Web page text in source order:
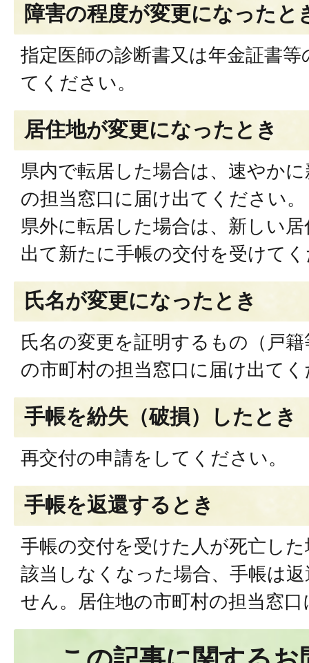
障害の程度が変更になったと
指定医師の診断書又は年金証書
てください。
居住地が変更になったとき
県内で転居した場合は、速やか
の担当窓口に届け出てください。
県外に転居した場合は、新しい
出て新たに手帳の交付を受けて
氏名が変更になったとき
氏名の変更を証明するもの（戸
の市町村の担当窓口に届け出て
手帳を紛失（破損）したとき
再交付の申請をしてください。
手帳を返還するとき
手帳の交付を受けた人が死亡し
該当しなくなった場合、手帳は
せん。居住地の市町村の担当窓